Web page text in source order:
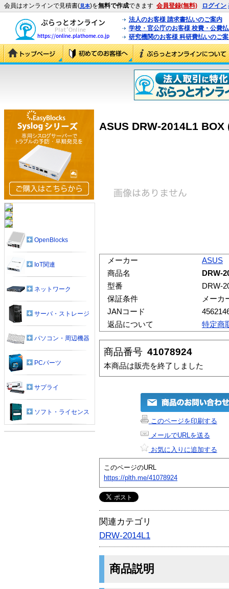
会員はオンラインで見積書(見本)を無料で作成できます 会員登録(無料) ログイン
法人のお客様 請求書払いのご案内
学校・官公庁のお客様 校費・公費
研究機関のお客様 科研費払いのご
ASUS DRW-2014L1
メーカー
ASUS
商品名
DRW-
型番
DRW-
保証条件
メーカ
JANコード
返品について
特定商
商品番号 41078924
本商品は販売を終了しました
このページを印刷する
メールでURLを送る
お気に入りに追加する
このページのURL
https://plth.me/41078924
関連カテゴリ
DRW-2014L1
商品説明
OpenBlocks
IoT関連
ネットワーク
サーバ・ストレージ
パソコン・周辺機器
PCパーツ
サプライ
ソフト・ライセンス